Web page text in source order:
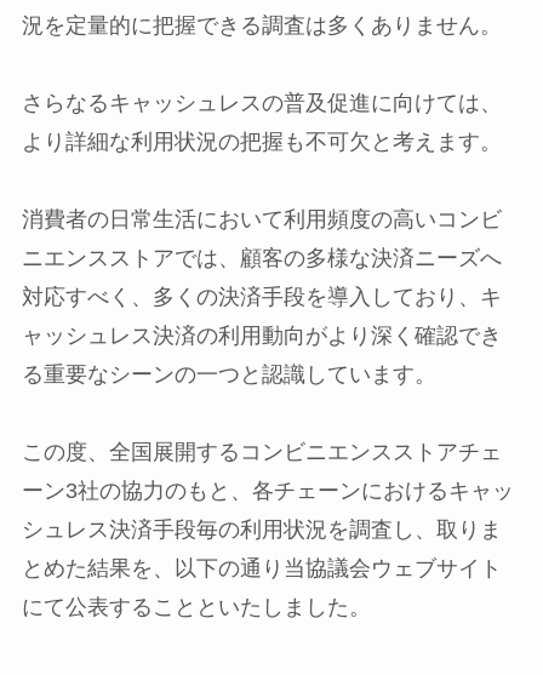
況を定量的に把握できる調査は多くありません。
さらなるキャッシュレスの普及促進に向けては、
より詳細な利用状況の把握も不可欠と考えます。
消費者の日常生活において利用頻度の高いコンビ
ニエンスストアでは、顧客の多様な決済ニーズへ
対応すべく、多くの決済手段を導入しており、キ
ャッシュレス決済の利用動向がより深く確認でき
る重要なシーンの一つと認識しています。
この度、全国展開するコンビニエンスストアチェ
ーン3社の協力のもと、各チェーンにおけるキャッ
シュレス決済手段毎の利用状況を調査し、取りま
とめた結果を、以下の通り当協議会ウェブサイト
にて公表することといたしました。